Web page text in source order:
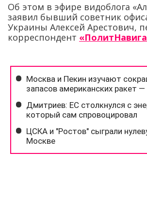
Об этом в эфире видоблога
заявил бывший советник
Украины Алексей Арестович,
корреспондент